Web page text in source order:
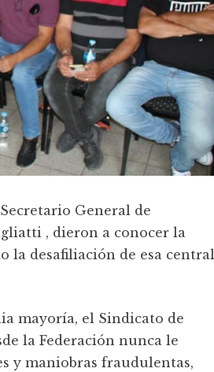
General de
, dieron a conocer la
la desafiliación de esa central
mayoría, el Sindicato de
la Federación nunca le
y maniobras fraudulentas,